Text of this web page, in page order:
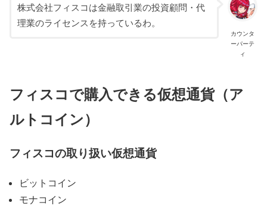
カウンタ
ーパーテ
ィ
株式会社フィスコは金融取引業の投資顧問・代
理業のライセンスを持っているわ。
フィスコで購入できる仮想通貨（ア
ルトコイン）
フィスコの取り扱い仮想通貨
ビットコイン
モナコイン